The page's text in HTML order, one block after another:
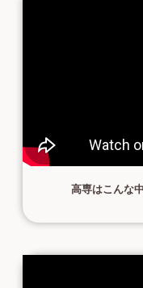
高専はこんな